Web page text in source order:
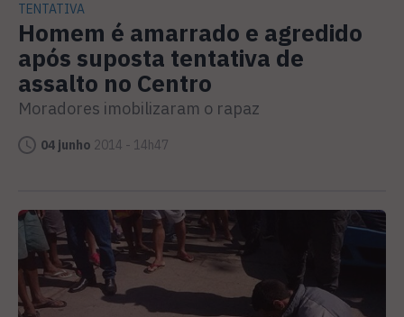
TENTATIVA
Homem é amarrado e agredido
após suposta tentativa de
assalto no Centro
Moradores imobilizaram o rapaz
04 junho 2014 - 14h47